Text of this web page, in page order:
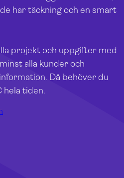
har täckning och en smart
projekt och uppgifter med
alla kunder och
Då behöver du
hela tiden.